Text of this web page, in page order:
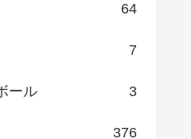
64
7
ール 3
376